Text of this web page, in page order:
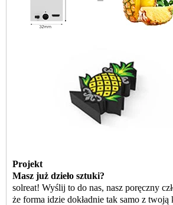
Projekt
Masz już dzieło sztuki?
solreat! Wyślij to do nas, nasz poręczny
że forma idzie dokładnie tak samo z twoją